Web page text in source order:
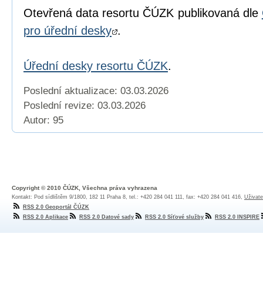
Otevřená data resortu ČÚZK publikovaná dle
pro úřední desky .
Úřední desky resortu ČÚZK.
Poslední aktualizace: 03.03.2026
Poslední revize: 03.03.2026
Autor: 95
Copyright © 2010 ČÚZK, Všechna práva vyhrazena
Kontakt: Pod sídlištěm 9/1800, 182 11 Praha 8, tel.: +420 284 041 111, fax: +420 284 041 416,
RSS 2.0 Geoportál ČÚZK
RSS 2.0 Aplikace
RSS 2.0 Datové sady RSS 2.0 Síťové služby RSS 2.0 INSPIRE